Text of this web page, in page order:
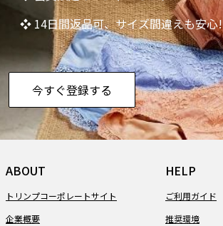
❖ 14日間返品可、サイズ間違えも安心!
今すぐ登録する
ABOUT
トリンプコーポレートサイト
企業概要
HELP
ご利用ガイド
推奨環境